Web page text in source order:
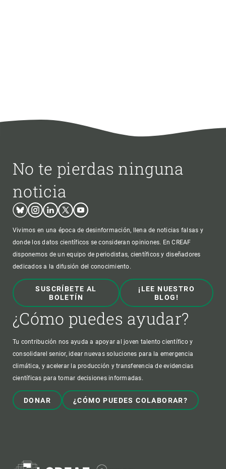
No te pierdas ninguna
noticia
BlueskyInstagram
LinkedinTwitterYoutube
Vivimos en una época de desinformación, llena de noticias falsas y
donde los datos científicos se consideran opiniones. En CREAF
disponemos de un equipo de periodistas, científicos y diseñadores
dedicados a la difusión del conocimiento.
SUSCRÍBETE AL
BOLETÍN
¡LEE NUESTRO
BLOG!
¿Cómo puedes ayudar?
Tu contribución nos ayuda a apoyar al joven talento científico y
consolidarel senior, idear nuevas soluciones para la emergencia
climática, y acelerar la producción y transferencia de evidencias
científicas para tomar decisiones informadas.
DONAR ¿CÓMO PUEDES COLABORAR?